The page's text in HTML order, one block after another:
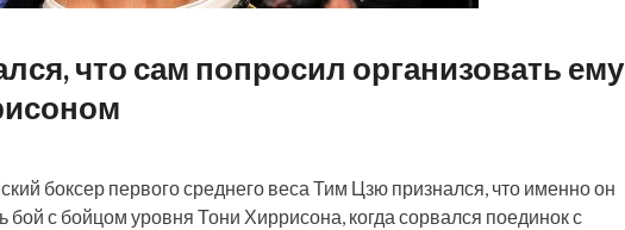
что сам попросил организовать ему
боксер первого среднего веса Тим Цзю признался, что именно он
бой с бойцом уровня Тони Хиррисона, когда сорвался поединок с